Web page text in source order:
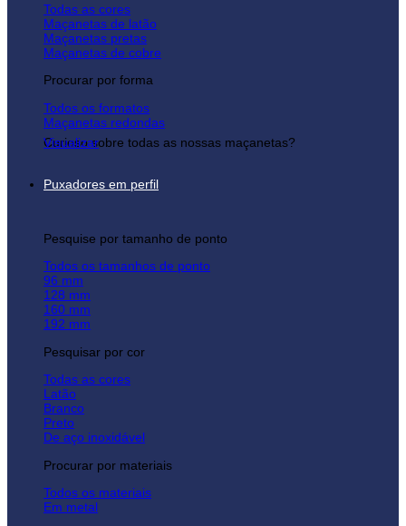
Todas as cores
Maçanetas de latão
Maçanetas pretas
Maçanetas de cobre
Procurar por forma
Todos os formatos
Maçanetas redondas
Curioso sobre todas as nossas maçanetas?
Visualizar
Puxadores em perfil
Pesquise por tamanho de ponto
Todos os tamanhos de ponto
96 mm
128 mm
160 mm
192 mm
Pesquisar por cor
Todas as cores
Latão
Branco
Preto
De aço inoxidável
Procurar por materiais
Todos os materiais
Em metal